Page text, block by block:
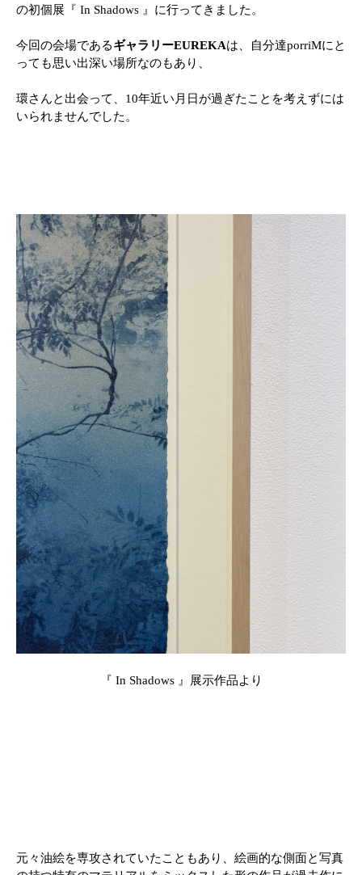
の初個展『 In Shadows 』に行ってきました。
今回の会場であるギャラリーEUREKAは、自分達porriMにと
っても思い出深い場所なのもあり、
環さんと出会って、10年近い月日が過ぎたことを考えずには
いられませんでした。
『 In Shadows 』展示作品より
元々油絵を専攻されていたこともあり、絵画的な側面と写真